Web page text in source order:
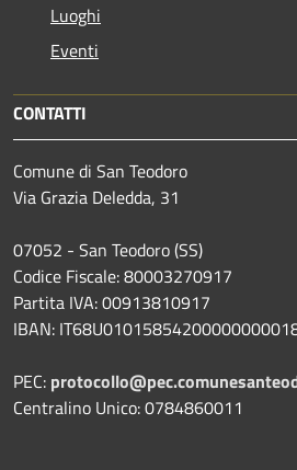
Luoghi
Eventi
CONTATTI
Comune di San Teodoro
Via Grazia Deledda, 31
07052 - San Teodoro (SS)
Codice Fiscale: 80003270917
Partita IVA: 00913810917
IBAN:
PEC:
Centralino Unico: 0784860011